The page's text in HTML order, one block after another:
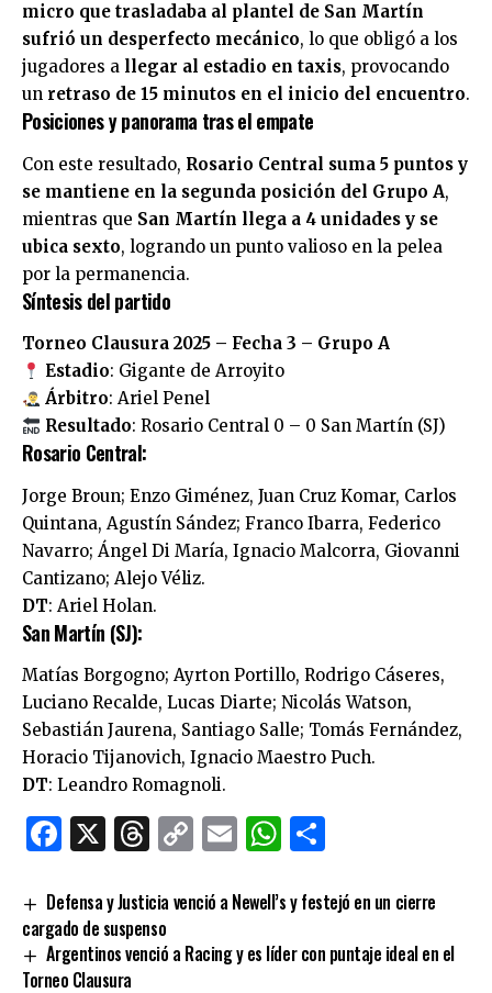
micro que trasladaba al plantel de San Martín
sufrió un desperfecto mecánico, lo que obligó a los
jugadores a llegar al estadio en taxis, provocando
un retraso de 15 minutos en el inicio del encuentro.
Posiciones y panorama tras el empate
Con este resultado, Rosario Central suma 5 puntos y
se mantiene en la segunda posición del Grupo A,
mientras que San Martín llega a 4 unidades y se
ubica sexto, logrando un punto valioso en la pelea
por la permanencia.
Síntesis del partido
Torneo Clausura 2025 – Fecha 3 – Grupo A
Estadio: Gigante de Arroyito
Árbitro: Ariel Penel
Resultado: Rosario Central 0 – 0 San Martín (SJ)
Rosario Central:
Jorge Broun; Enzo Giménez, Juan Cruz Komar, Carlos
Quintana, Agustín Sández; Franco Ibarra, Federico
Navarro; Ángel Di María, Ignacio Malcorra, Giovanni
Cantizano; Alejo Véliz.
DT: Ariel Holan.
San Martín (SJ):
Matías Borgogno; Ayrton Portillo, Rodrigo Cáseres,
Luciano Recalde, Lucas Diarte; Nicolás Watson,
Sebastián Jaurena, Santiago Salle; Tomás Fernández,
Horacio Tijanovich, Ignacio Maestro Puch.
DT: Leandro Romagnoli.
Facebook
X Threads
CopyEmailWhatsApp
Defensa y Justicia venció a Newell’s y festejó en un cierre
cargado de suspenso
Argentinos venció a Racing y es líder con puntaje ideal en el
Torneo Clausura